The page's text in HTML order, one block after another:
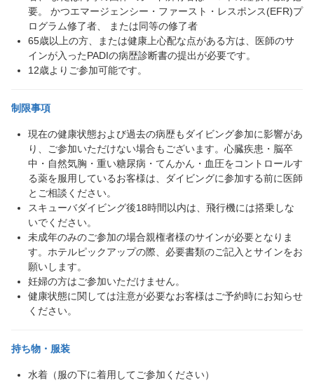
要。 かつエマージェンシー・ファースト・レスポンス(EFR)プ
ログラム修了者、 または同等の修了者
65歳以上の方、または健康上心配な点がある方は、医師のサ
インが入ったPADIの病歴診断書の提出が必要です。
12歳よりご参加可能です。
制限事項
現在の健康状態および過去の病歴もダイビング参加に影響があ
り、ご参加いただけない場合もございます。心臓疾患・脳卒
中・自然気胸・重い糖尿病・てんかん・血圧をコントロールす
る薬を服用しているお客様は、ダイビングに参加する前に医師
とご相談ください。
スキューバダイビング後18時間以内は、飛行機には搭乗しな
いでください。
未成年のみのご参加の場合親権者様のサインが必要となりま
す。ホテルピックアップの際、必要書類のご記入とサインをお
願いします。
妊婦の方はご参加いただけません。
健康状態に関しては注意が必要なお客様はご予約時にお知らせ
ください。
持ち物・服装
水着（服の下に着用してご参加ください）